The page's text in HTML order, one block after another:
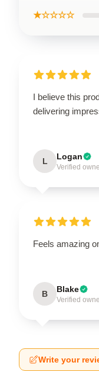
★☆☆☆☆
I believe this
delivering
L Logan
Verified
Feels amazing
B Blake
Verified
Write your